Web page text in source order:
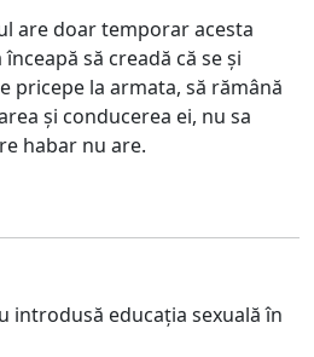
are doar temporar acesta
să creadă că se și
pricepe la armata, să rămână
și conducerea ei, nu sa
habar nu are.
introdusă educația sexuală în